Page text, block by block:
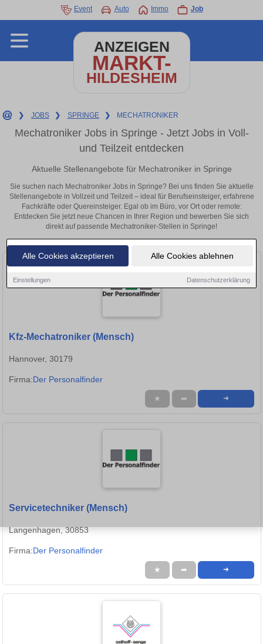
Alle Cookies akzeptieren Alle Cookies ablehnen
Einstellungen Datenschutzerklärung
Event Auto Immo Job
ANZEIGEN
MARKT-
HILDESHEIM
❯ JOBS ❯ SPRINGE ❯ MECHATRONIKER
Mechatroniker Jobs in Springe - Jetzt Jobs in Voll-
und Teilzeit entdecken
Aktuelle Stellenangebote für Mechatroniker in Springe
Sie suchen nach Mechatroniker Jobs in Springe? Bei uns finden Sie aktuelle
Stellenangebote in Vollzeit und Teilzeit – ideal für Berufseinsteiger, erfahrene
Fachkräfte oder Quereinsteiger. Egal ob im Büro, vor Ort oder remote:
Entdecken Sie jetzt neue Chancen in Ihrer Region und bewerben Sie sich
direkt auf passende Mechatroniker-Stellen in Springe!
Kfz-Mechatroniker (Mensch)
Hannover, 30179
Firma:Der Personalfinder
★ ➦ ➜
Servicetechniker (Mensch)
Langenhagen, 30853
Firma:Der Personalfinder
★ ➦ ➜